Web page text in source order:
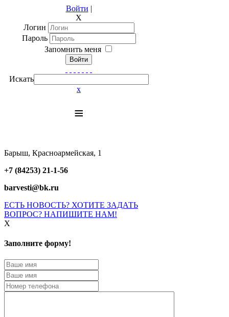
Войти |
X
Логин
Пароль
Запомнить меня
Войти
Искать
x
≡
Барыш, Красноармейская, 1
+7 (84253) 21-1-56
barvesti@bk.ru
ЕСТЬ НОВОСТЬ? ХОТИТЕ ЗАДАТЬ
ВОПРОС? НАПИШИТЕ НАМ!
X
Заполните форму!